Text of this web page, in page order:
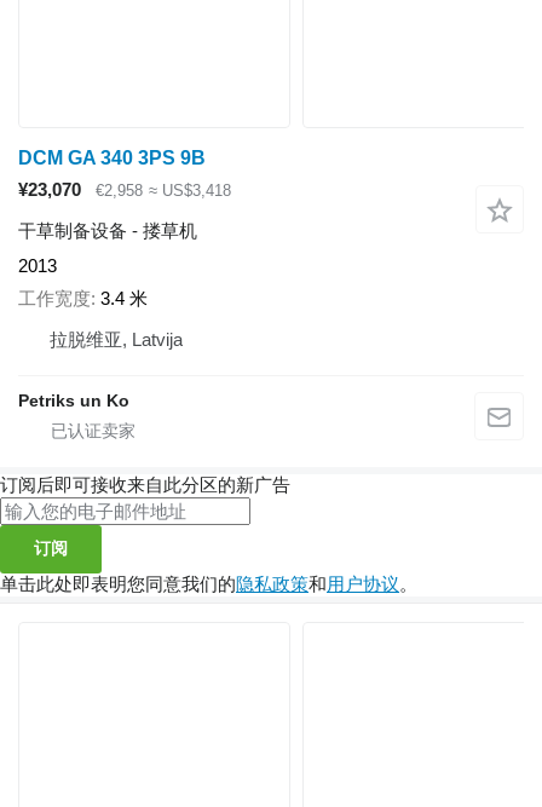
DCM GA 340 3PS 9B
¥23,070
€2,958 ≈ US$3,418
干草制备设备 - 搂草机
2013
工作宽度 3.4 米
拉脱维亚, Latvija
Petriks un Ko
订阅后即可接收来自此分区的新广告
订阅
单击此处即表明您同意我们的隐私政策和用户协议。